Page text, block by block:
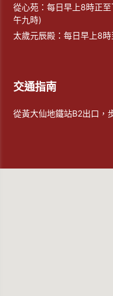
從心苑：每日早上8時正
午九時)
太歲元辰殿：每日早上8
交通指南
從黃大仙地鐵站B2出口，